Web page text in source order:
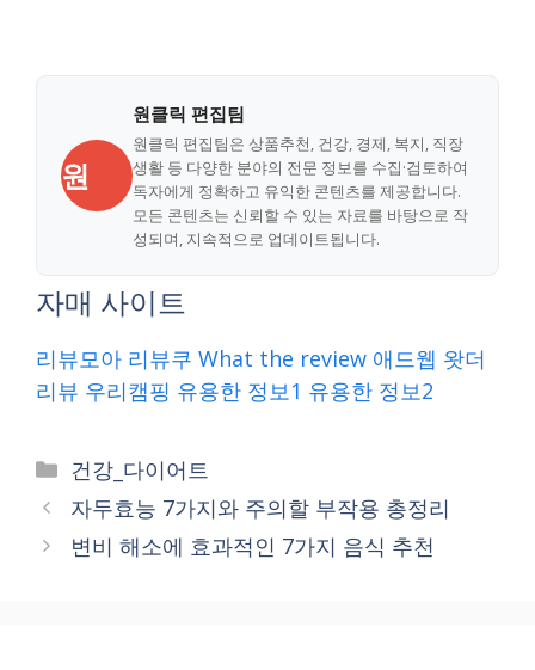
원
원클릭 편집팀
원클릭 편집팀은 상품추천, 건강, 경제, 복지, 직장
생활 등 다양한 분야의 전문 정보를 수집·검토하여
독자에게 정확하고 유익한 콘텐츠를 제공합니다.
모든 콘텐츠는 신뢰할 수 있는 자료를 바탕으로 작
성되며, 지속적으로 업데이트됩니다.
자매 사이트
리뷰모아 리뷰쿠 What the review 애드웹 왓더
리뷰 우리캠핑 유용한 정보1 유용한 정보2
Categories
건강_다이어트
자두효능 7가지와 주의할 부작용 총정리
변비 해소에 효과적인 7가지 음식 추천